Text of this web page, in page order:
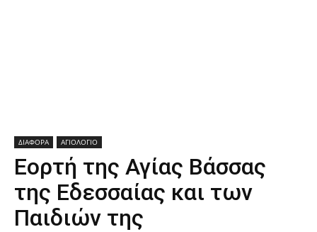
ΔΙΑΦΟΡΑ ΑΓΙΟΛΟΓΙΟ
Εορτή της Αγίας Βάσσας
της Εδεσσαίας και των
Παιδιών της